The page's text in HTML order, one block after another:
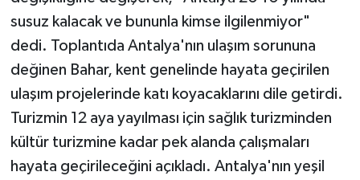
susuz kalacak ve bununla kimse ilgilenmiyor"
dedi. Toplantıda Antalya'nın ulaşım sorununa
değinen Bahar, kent genelinde hayata geçirilen
ulaşım projelerinde katı koyacaklarını dile getirdi.
Turizmin 12 aya yayılması için sağlık turizminden
kültür turizmine kadar pek alanda çalışmaları
hayata geçirileceğini açıkladı. Antalya'nın yeşil